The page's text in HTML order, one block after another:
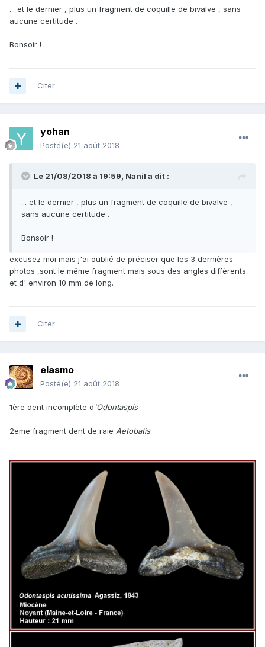
... et le dernier , plus un fragment de coquille de bivalve , sans
aucune certitude .
Bonsoir !
Citer
yohan
Posté(e) 21 août 2018
Le 21/08/2018 à 19:59, Nanil a dit :
... et le dernier , plus un fragment de coquille de bivalve ,
sans aucune certitude .
Bonsoir !
excusez moi mais j'ai oublié de préciser que les 3 dernières
photos ,sont le même fragment mais sous des angles différents.
et d' environ 10 mm de long.
Citer
elasmo
Posté(e) 21 août 2018
1ère dent incomplète d 'Odontaspis
2eme fragment dent de raie Aetobatis